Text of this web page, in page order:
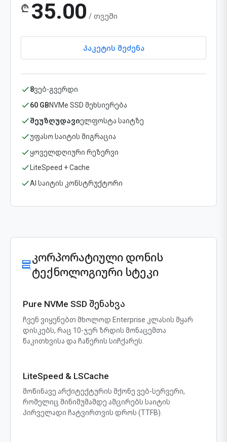
₾ 35.00 / თვეში
პაკეტის შეძენა
8ვებ-გვერდი
60 GBNVMe SSD მეხსიერება
შეუზღუდავიელფოსტა საიტზე
უფასო საიტის მიგრაცია
ყოველდღიური რეზერვი
LiteSpeed + Cache
AI საიტის კონსტრუქტორი
კორპორატიული დონის
ტექნოლოგიური სტეკი
Pure NVMe SSD შენახვა
ჩვენ ვიყენებთ მხოლოდ Enterprise კლასის მყარ
დისკებს, რაც 10-ჯერ ზრდის მონაცემთა
წაკითხვისა და ჩაწერის სიჩქარეს.
LiteSpeed & LSCache
მოწინავე არქიტექტურის მქონე ვებ-სერვერი,
რომელიც მინიმუმამდე ამცირებს საიტის
პირველადი ჩატვირთვის დროს (TTFB).